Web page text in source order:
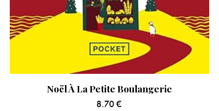
Noël À La Petite Boulangerie
8.70 €